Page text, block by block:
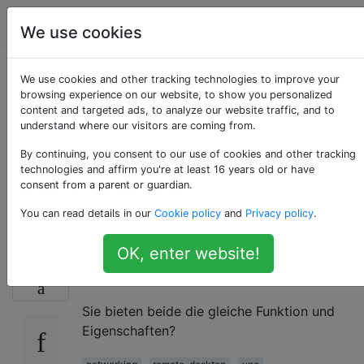
Computerbenutzer
Was ist der
Unterschied
zwischen RDP und
VNC?
Was ist wirklich der Unterschied zwischen
RDP und VNC?
Sie bieten beide die gleiche Funktion und
Eigenschaften?
We use cookies
We use cookies and other tracking technologies to improve your
browsing experience on our website, to show you personalized
content and targeted ads, to analyze our website traffic, and to
understand where our visitors are coming from.
By continuing, you consent to our use of cookies and other tracking
technologies and affirm you're at least 16 years old or have
consent from a parent or guardian.
You can read details in our Cookie policy and Privacy policy.
OK, enter website!